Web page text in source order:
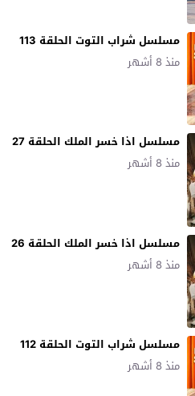
مسلسل شراب التوت الحلقة 113
منذ 8 أشهر
مسلسل اذا خسر الملك الحلقة 27
منذ 8 أشهر
مسلسل اذا خسر الملك الحلقة 26
منذ 8 أشهر
مسلسل شراب التوت الحلقة 112
منذ 8 أشهر